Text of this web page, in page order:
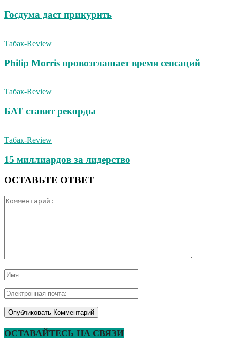
Госдума даст прикурить
Табак-Review
Philip Morris провозглашает время сенсаций
Табак-Review
БАТ ставит рекорды
Табак-Review
15 миллиардов за лидерство
ОСТАВЬТЕ ОТВЕТ
ОСТАВАЙТЕСЬ НА СВЯЗИ